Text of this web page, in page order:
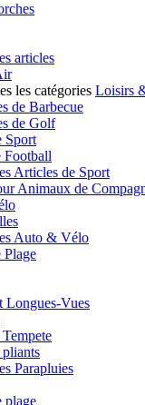
articles
les catégories Loisirs
de Barbecue
de Golf
Sport
Football
Articles de Sport
Animaux de
Auto & Vélo
Plage
Longues-Vues
pliants
Parapluies
plage